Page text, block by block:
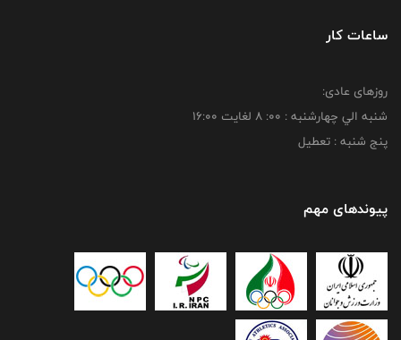
ساعات کار
روزهای عادی:
شنبه الي چهارشنبه : 00: 8 لغايت 16:00
پنج شنبه : تعطیل
پیوندهای مهم